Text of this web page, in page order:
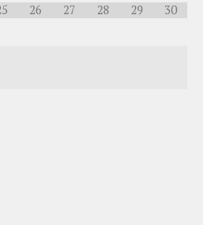
26 27 28 29 30